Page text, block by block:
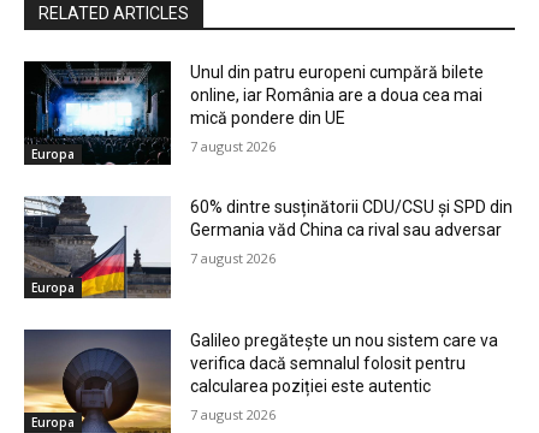
RELATED ARTICLES
Europa
Unul din patru europeni cumpără bilete
online, iar România are a doua cea mai
mică pondere din UE
7 august 2026
Europa
60% dintre susținătorii CDU/CSU și SPD din
Germania văd China ca rival sau adversar
7 august 2026
Europa
Galileo pregătește un nou sistem care va
verifica dacă semnalul folosit pentru
calcularea poziției este autentic
7 august 2026